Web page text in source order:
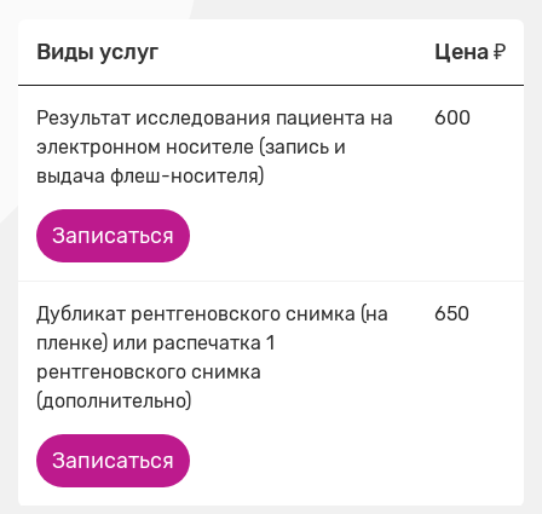
Виды услуг Цена ₽
Результат исследования пациента на
электронном носителе (запись и
выдача флеш-носителя)
600
Записаться
Дубликат рентгеновского снимка (на
пленке) или распечатка 1
рентгеновского снимка
(дополнительно)
650
Записаться